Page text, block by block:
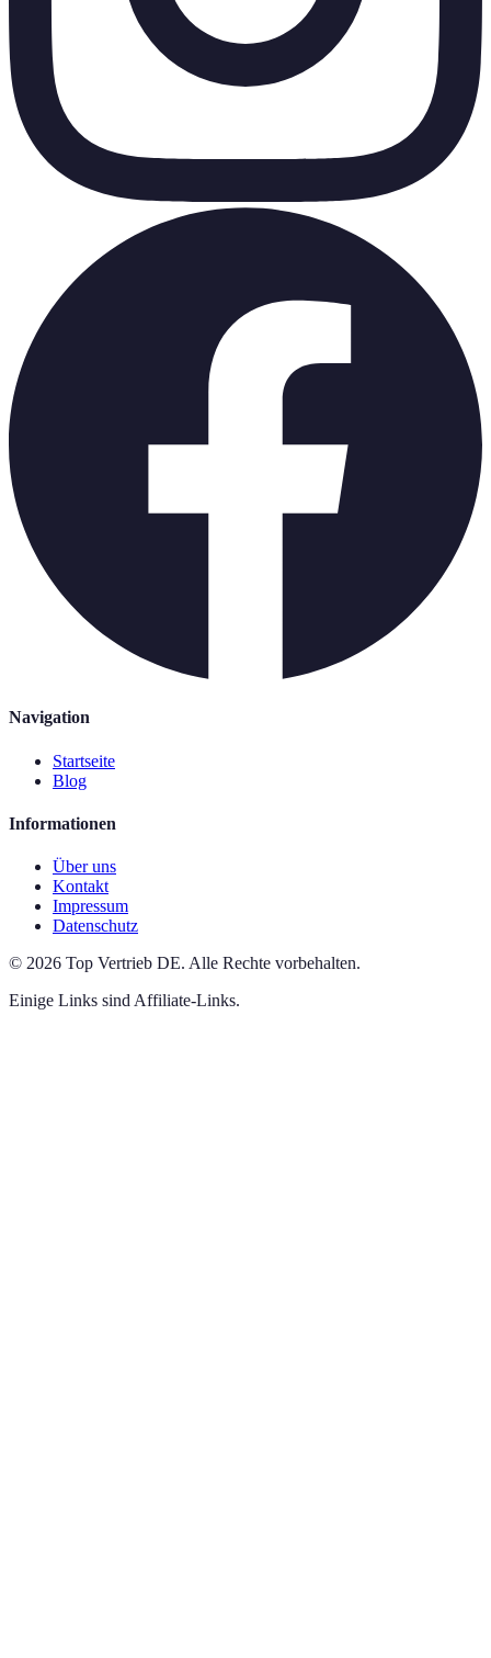
Navigation
Startseite
Blog
Informationen
Über uns
Kontakt
Impressum
Datenschutz
© 2026 Top Vertrieb DE. Alle Rechte vorbehalten.
Einige Links sind Affiliate-Links.